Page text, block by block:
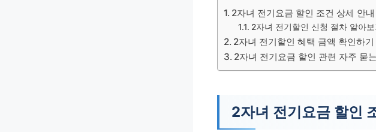
2자녀 전기요금 할인 조건 상세 안내
2자녀 전기할인 신청 절차 알아보
2자녀 전기할인 혜택 금액 확인하기
2자녀 전기요금 할인 관련 자주 묻
2자녀 전기요금 할인